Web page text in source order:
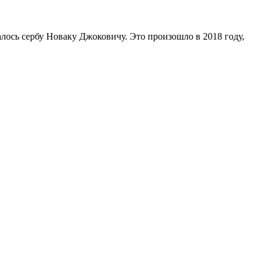
сербу Новаку Джоковичу. Это произошло в 2018 году,